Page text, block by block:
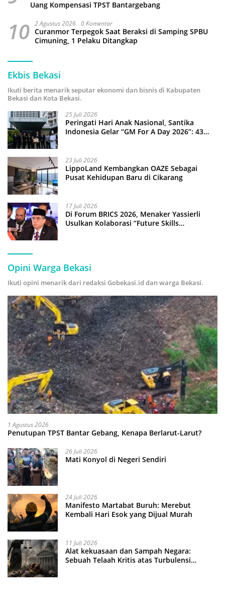
Uang Kompensasi TPST Bantargebang
10 2 Agustus 2026 0 Komentar
Curanmor Terpegok Saat Beraksi di Samping SPBU
Cimuning, 1 Pelaku Ditangkap
Ekbis Bekasi
Ikuti berita menarik seputar ekonomi dan bisnis di Kabupaten
Bekasi dan Kota Bekasi.
25 Juli 2026
Peringati Hari Anak Nasional, Santika
Indonesia Gelar “GM For A Day 2026”: 43
23 Juli 2026
LippoLand Kembangkan OAZE Sebagai
Pusat Kehidupan Baru di Cikarang
17 Juli 2026
Di Forum BRICS 2026, Menaker Yassierli
Usulkan Kolaborasi “Future Skills
Opini Warga Bekasi
Ikuti opini menarik dari redaksi Gobekasi.id dan warga Bekasi.
1 Agustus 2026
Penutupan TPST Bantar Gebang, Kenapa Berlarut-Larut?
26 Juli 2026
Mati Konyol di Negeri Sendiri
24 Juli 2026
Manifesto Martabat Buruh: Merebut
Kembali Hari Esok yang Dijual Murah
11 Juli 2026
Alat kekuasaan dan Sampah Negara:
Sebuah Telaah Kritis atas Turbulensi